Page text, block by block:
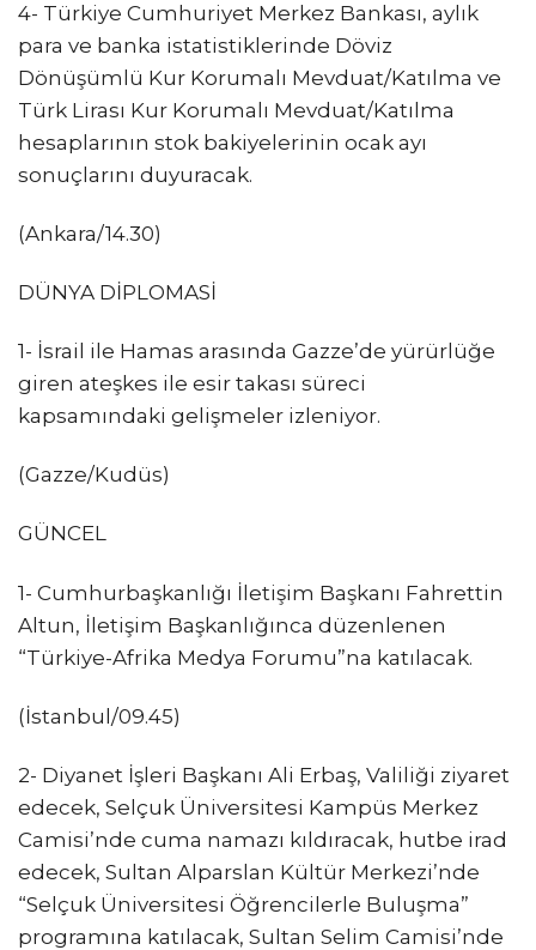
4- Türkiye Cumhuriyet Merkez Bankası, aylık
para ve banka istatistiklerinde Döviz
Dönüşümlü Kur Korumalı Mevduat/Katılma ve
Türk Lirası Kur Korumalı Mevduat/Katılma
hesaplarının stok bakiyelerinin ocak ayı
sonuçlarını duyuracak.
(Ankara/14.30)
DÜNYA DİPLOMASİ
1-⁠ ⁠İsrail ile Hamas arasında Gazze’de yürürlüğe
giren ateşkes ile esir takası süreci
kapsamındaki gelişmeler izleniyor.
(Gazze/Kudüs)
GÜNCEL
1- Cumhurbaşkanlığı İletişim Başkanı Fahrettin
Altun, İletişim Başkanlığınca düzenlenen
“Türkiye-Afrika Medya Forumu”na katılacak.
(İstanbul/09.45)
2- Diyanet İşleri Başkanı Ali Erbaş, Valiliği ziyaret
edecek, Selçuk Üniversitesi Kampüs Merkez
Camisi’nde cuma namazı kıldıracak, hutbe irad
edecek, Sultan Alparslan Kültür Merkezi’nde
“Selçuk Üniversitesi Öğrencilerle Buluşma”
programına katılacak, Sultan Selim Camisi’nde